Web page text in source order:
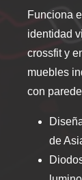
Funciona
identidad
crossfit y
muebles
con
de